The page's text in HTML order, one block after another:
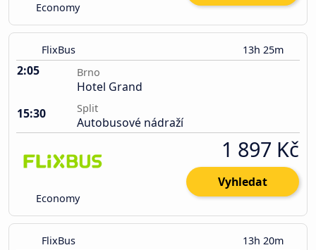
Economy
FlixBus 13h 25m
2:05 Brno
Hotel Grand
15:30
Split
Autobusové nádraží
Economy
1 897 Kč
Vyhledat
FlixBus 13h 20m